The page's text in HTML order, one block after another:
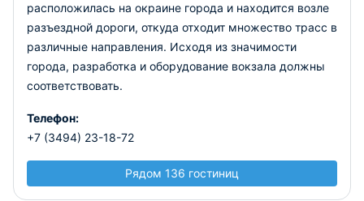
расположилась на окраине города и находится возле
разъездной дороги, откуда отходит множество трасс в
различные направления. Исходя из значимости
города, разработка и оборудование вокзала должны
соответствовать.
Телефон:
+7 (3494) 23-18-72
Рядом 136 гостиниц